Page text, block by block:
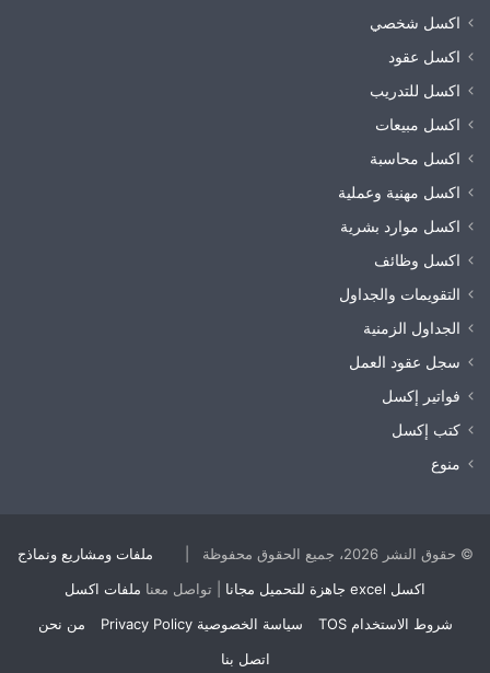
اكسل شخصي
اكسل عقود
اكسل للتدريب
اكسل مبيعات
اكسل محاسبة
اكسل مهنية وعملية
اكسل موارد بشرية
اكسل وظائف
التقويمات والجداول
الجداول الزمنية
سجل عقود العمل
فواتير إكسل
كتب إكسل
منوع
© حقوق النشر 2026، جميع الحقوق محفوظة |
ملفات ومشاريع ونماذج
اكسل excel جاهزة للتحميل مجانا
| تواصل معنا ملفات اكسل
شروط الاستخدام TOS
سياسة الخصوصية Privacy Policy
من نحن
اتصل بنا